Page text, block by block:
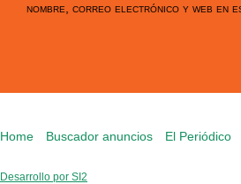
nombre, correo electrónico y web en
Home Buscador anuncios El Periódico
Desarrollo por SI2